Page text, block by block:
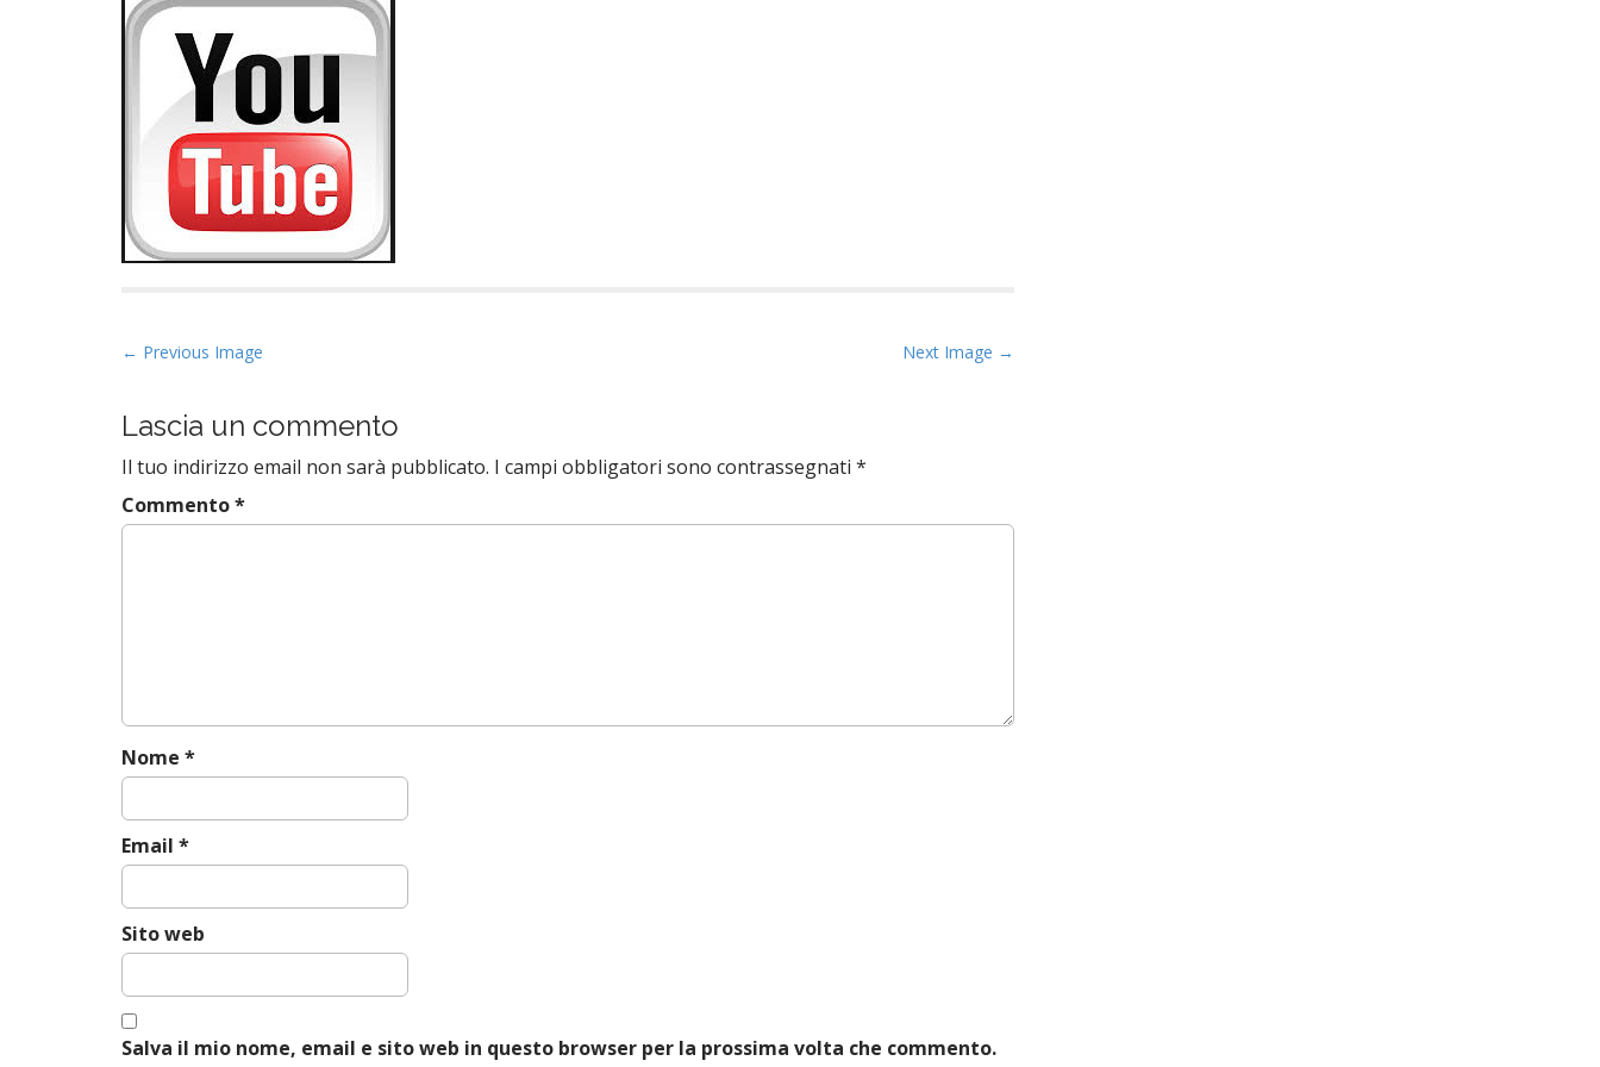
P
s
t
n
a
v
o
n
← Previous Image Next Image →
Lascia un commento
Il tuo indirizzo email non sarà pubblicato. I campi obbligatori sono contrassegnati *
Commento*
Nome *
Email *
Sito web
Salva il mio nome, email e sito web in questo browser per la prossima volta che commento.